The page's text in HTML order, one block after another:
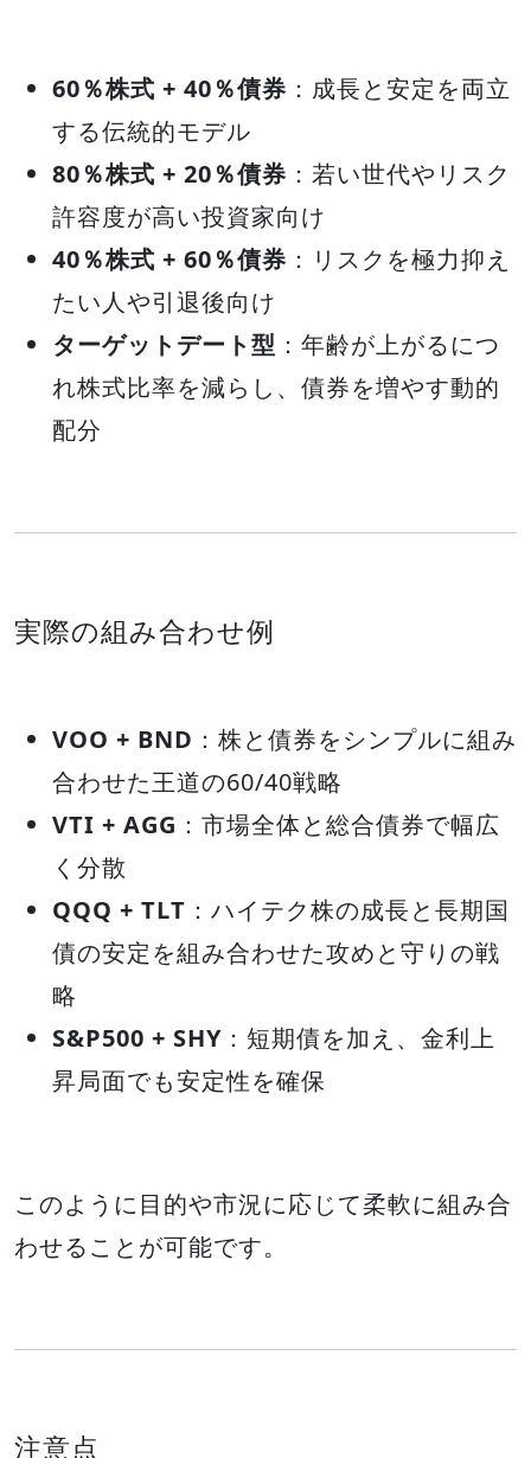
60％株式 + 40％債券 ：成長と安定を両立
する伝統的モデル
80％株式 + 20％債券 ：若い世代やリスク
許容度が高い投資家向け
40％株式 + 60％債券 ：リスクを極力抑え
たい人や引退後向け
ターゲットデート型 ：年齢が上がるにつ
れ株式比率を減らし、債券を増やす動的
配分
実際の組み合わせ例
VOO + BND ：株と債券をシンプルに組み
合わせた王道の60/40戦略
VTI + AGG ：市場全体と総合債券で幅広
く分散
QQQ + TLT ：ハイテク株の成長と長期国
債の安定を組み合わせた攻めと守りの戦
略
S&P500 + SHY ：短期債を加え、金利上
昇局面でも安定性を確保
このように目的や市況に応じて柔軟に組み合
わせることが可能です。
注意点